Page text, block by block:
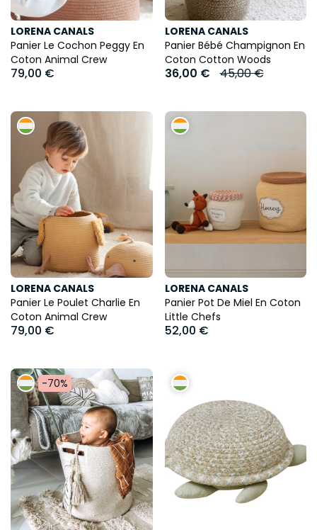
LORENA CANALS
Panier Le Cochon Peggy En
Coton Animal Crew
79,00 €
LORENA CANALS
Panier Bébé Champignon En
Coton Cotton Woods
36,00 € 45,00 €
LORENA CANALS
Panier Le Poulet Charlie En
Coton Animal Crew
79,00 €
LORENA CANALS
Panier Pot De Miel En Coton
Little Chefs
52,00 €
-70%